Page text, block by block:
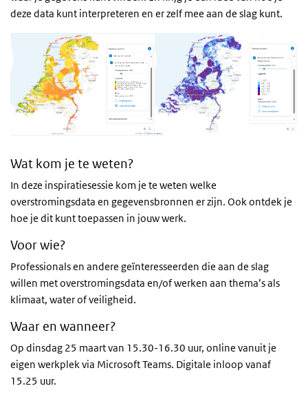
deze data kunt interpreteren en er zelf mee aan de slag kunt.
Wat kom je te weten?
In deze inspiratiesessie kom je te weten welke
overstromingsdata en gegevensbronnen er zijn. Ook ontdek je
hoe je dit kunt toepassen in jouw werk.
Voor wie?
Professionals en andere geïnteresseerden die aan de slag
willen met overstromingsdata en/of werken aan thema’s als
klimaat, water of veiligheid.
Waar en wanneer?
Op dinsdag 25 maart van 15.30-16.30 uur, online vanuit je
eigen werkplek via Microsoft Teams. Digitale inloop vanaf
15.25 uur.